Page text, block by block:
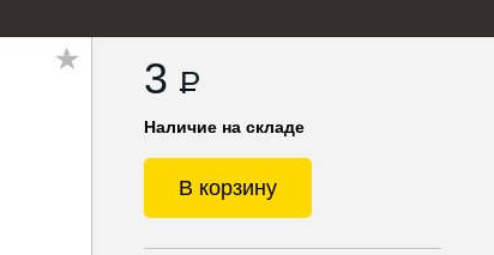
3 P
Наличие на складе
В корзину